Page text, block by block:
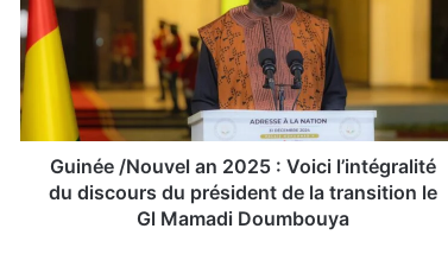
n
é
e
/
N
o
Guinée /Nouvel an 2025 : Voici l’intégralité
du discours du président de la transition le
Gl Mamadi Doumbouya